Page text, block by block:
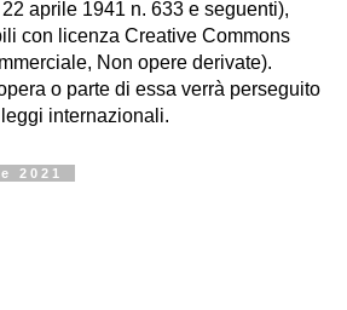
aprile 1941 n. 633 e seguenti),
con licenza Creative Commons
Non opere derivate).
o parte di essa verrà perseguito
internazionali.
2021